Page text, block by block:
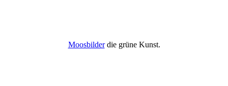
Moosbilderdie grüne Kunst.